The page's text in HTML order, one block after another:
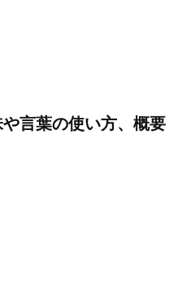
や言葉の使い方、概要